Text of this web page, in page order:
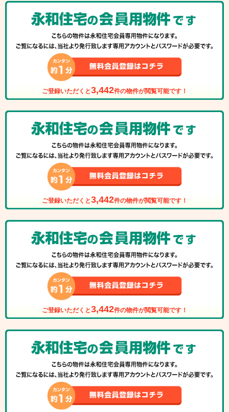
ご登録いただくと3,442件の物件が閲覧可能です！
ご登録いただくと3,442件の物件が閲覧可能です！
ご登録いただくと3,442件の物件が閲覧可能です！